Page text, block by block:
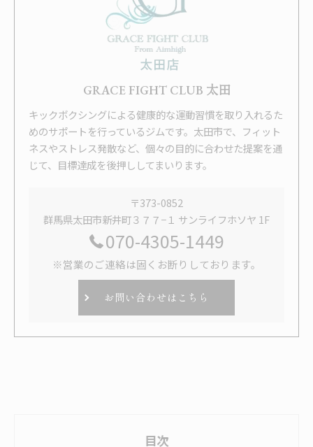
GRACE FIGHT CLUB 太田
キックボクシングによる健康的な運動習慣を取り入れるた
めのサポートを行っているジムです。太田市で、フィット
ネスやストレス発散など、個々の目的に合わせた提案を通
じて、目標達成を後押ししてまいります。
〒373-0852
群馬県太田市新井町３７７−１ サンライフホソヤ 1F
070-4305-1449
※営業のご連絡は固くお断りしております。
お問い合わせはこちら
目次